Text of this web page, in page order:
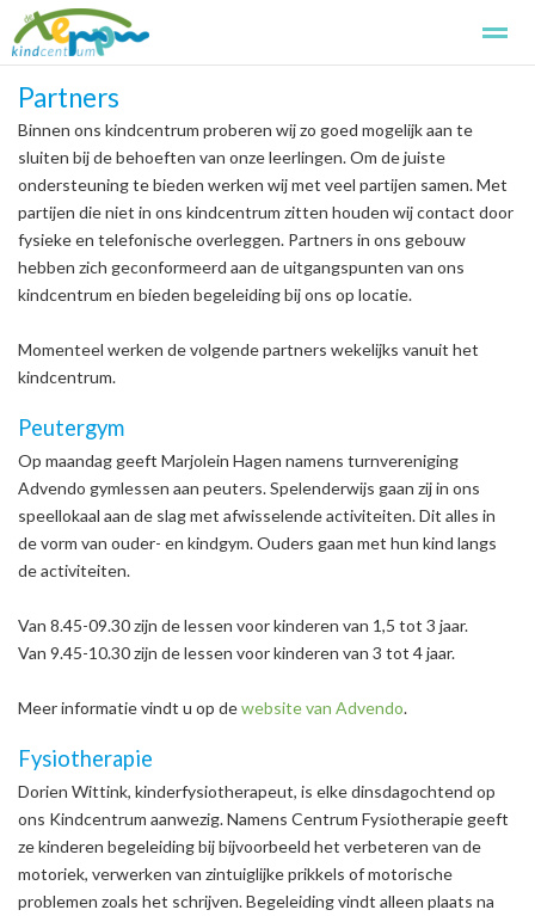
Kindcentrum de Terp
Home Foto's Zoeken Pagina's
Partners
Binnen ons kindcentrum proberen wij zo goed mogelijk aan te
sluiten bij de behoeften van onze leerlingen. Om de juiste
ondersteuning te bieden werken wij met veel partijen samen. Met
partijen die niet in ons kindcentrum zitten houden wij contact door
fysieke en telefonische overleggen. Partners in ons gebouw
hebben zich geconformeerd aan de uitgangspunten van ons
kindcentrum en bieden begeleiding bij ons op locatie.
Momenteel werken de volgende partners wekelijks vanuit het
kindcentrum.
Peutergym
Op maandag geeft Marjolein Hagen namens turnvereniging
Advendo gymlessen aan peuters. Spelenderwijs gaan zij in ons
speellokaal aan de slag met afwisselende activiteiten. Dit alles in
de vorm van ouder- en kindgym. Ouders gaan met hun kind langs
de activiteiten.
Van 8.45-09.30 zijn de lessen voor kinderen van 1,5 tot 3 jaar.
Van 9.45-10.30 zijn de lessen voor kinderen van 3 tot 4 jaar.
Meer informatie vindt u op dewebsite van Advendo.
Fysiotherapie
Dorien Wittink, kinderfysiotherapeut, is elke dinsdagochtend op
ons Kindcentrum aanwezig. Namens Centrum Fysiotherapie geeft
ze kinderen begeleiding bij bijvoorbeeld het verbeteren van de
motoriek, verwerken van zintuiglijke prikkels of motorische
problemen zoals het schrijven. Begeleiding vindt alleen plaats na